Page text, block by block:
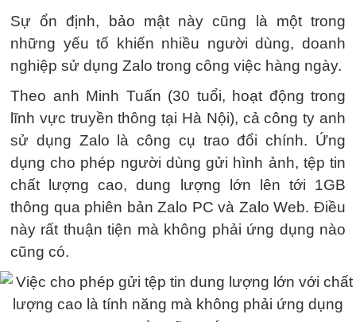
Sự ổn định, bảo mật này cũng là một trong
những yếu tố khiến nhiều người dùng, doanh
nghiệp sử dụng Zalo trong công việc hàng ngày.
Theo anh Minh Tuấn (30 tuổi, hoạt động trong
lĩnh vực truyền thông tại Hà Nội), cả công ty anh
sử dụng Zalo là công cụ trao đổi chính. Ứng
dụng cho phép người dùng gửi hình ảnh, tệp tin
chất lượng cao, dung lượng lớn lên tới 1GB
thông qua phiên bản Zalo PC và Zalo Web. Điều
này rất thuận tiện mà không phải ứng dụng nào
cũng có.